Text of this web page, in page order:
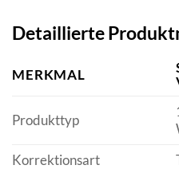
Detaillierte
MERKMAL
Produkttyp
Korrektionsart